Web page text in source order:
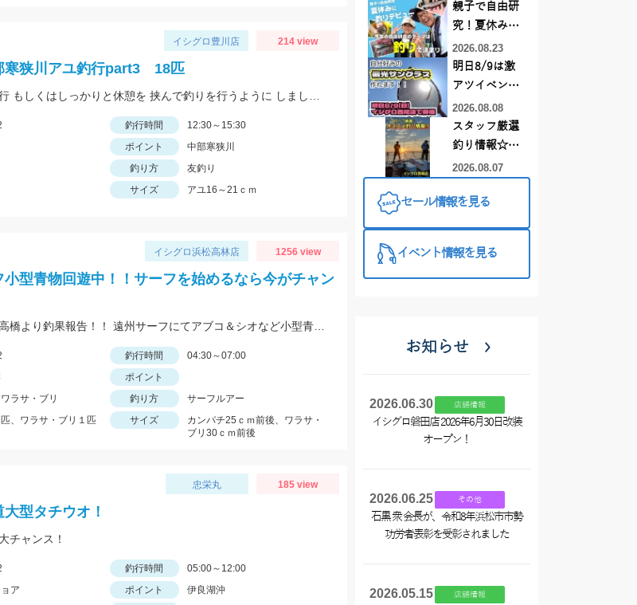
イシグロ豊川店 214 view
狭川アユ釣行part3 18匹
釣行時間
12:30～15:30
ポイント
中部寒狭川
釣り方
友釣り
サイズ アユ16～21ｃｍ
イシグロ浜松高林店 1256 view
小型青物回遊中！！サーフを始めるなら今がチャン
釣行時間
04:30～07:00
ポイント
ラサ・ブリ 釣り方
サーフルアー
、ワラサ・ブリ１匹 サイズ
カンパチ25ｃｍ前後、ワラサ・
ブリ30ｃｍ前後
忠栄丸 185 view
型タチウオ！
チャンス！
釣行時間
05:00～12:00
ア ポイント
伊良湖沖
親子で自由研
究！夏休みに
釣りデビュー
2026.08.23
明日8/9は激
アツイベント
日！！！～オ
ーダー偏光グ
ラス受注会～
2026.08.08
スタッフ厳選
釣り情報☆彡
連休は何釣り
♪【イシグロ
2026.08.07
セール情報を見る
イベント情報を見る
お知らせ
2026.06.30 店舗情報
イシグロ磐田店 2026年6月30日改装
オープン！
2026.06.25 その他
石黒 衆 会長が、令和8年浜松市市勢
功労者表彰を受彰されました
2026.05.15 店舗情報